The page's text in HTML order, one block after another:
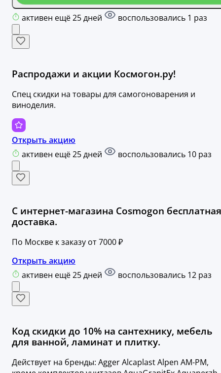
активен ещё 25 дней воспользовались 1 раз
Распродажи и акции Космогон.ру!
Спец скидки на товары для самогоноварения и
виноделия.
Открыть акцию
активен ещё 25 дней
воспользовались 10 раз
С интернет-магазина Cosmogon бесплатная
доставка.
По Москве к заказу от 7000 ₽
Открыть акцию
активен ещё 25 дней
воспользовались 12 раз
Код скидки до 10% на сантехнику, мебель
для ванной, ламинат и плитку.
Действует на бренды: Agger Alcaplast Alpen AM-PM,